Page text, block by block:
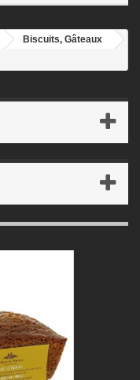
Biscuits, Gâteaux